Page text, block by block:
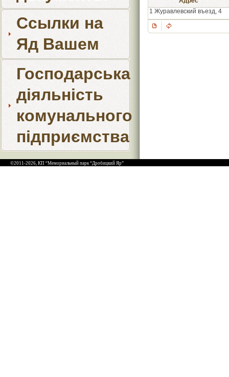
Ссылки на
Яд Вашем
Господарська
діяльність
комунального
підприємства
1 Журавлевский въезд, 4
©2011-2026, КП “Мемориальный парк “Дробицкий Яр”